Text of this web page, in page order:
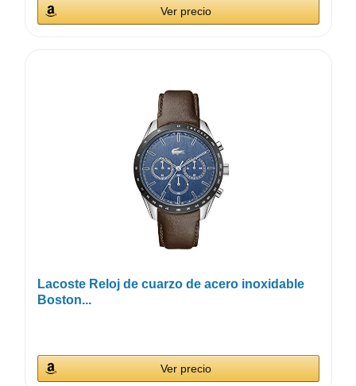
Ver precio
Lacoste Reloj de cuarzo de acero inoxidable
Boston...
Ver precio